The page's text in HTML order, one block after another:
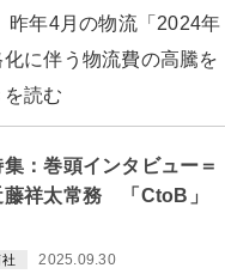
年4月の物流「2024年
に伴う物流費の高騰を
読む
：巻頭インタビュー＝
藤祥太常務 「CtoB」
2025.09.30